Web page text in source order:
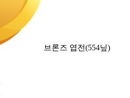
브론즈 엽전(554닢)